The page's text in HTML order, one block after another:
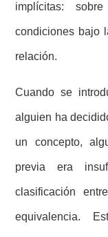
implícitas:
condiciones bajo
relación.
Cuando se
alguien ha
un concepto,
previa era
clasificación
equivalencia.